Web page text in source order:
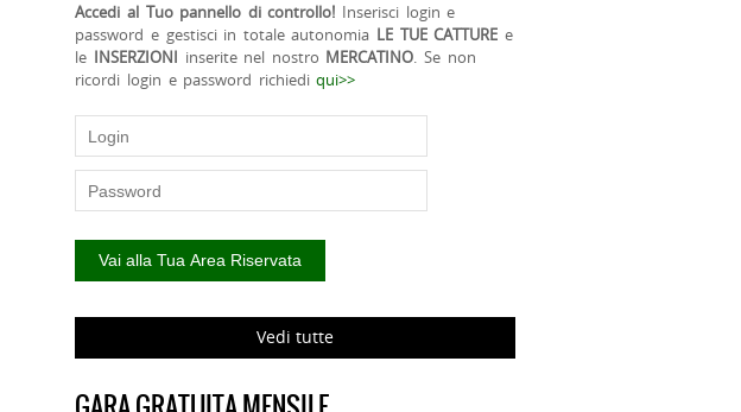
Accedi al Tuo pannello di controllo! Inserisci login e
password e gestisci in totale autonomia LE TUE CATTURE e
le INSERZIONI inserite nel nostro MERCATINO. Se non
ricordi login e password richiediqui>>
Vedi tutte